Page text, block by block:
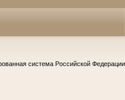
система Российской